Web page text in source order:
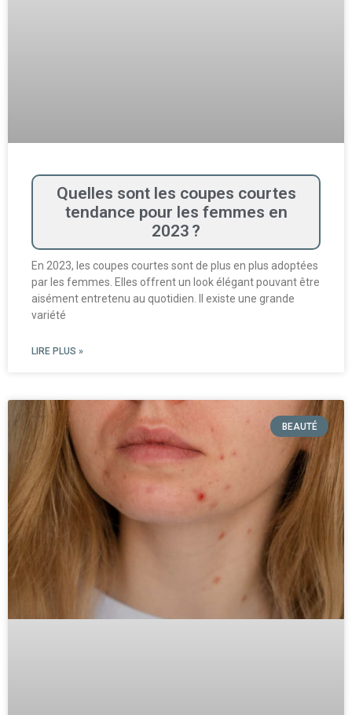
Quelles sont les coupes courtes
tendance pour les femmes en
2023 ?
En 2023, les coupes courtes sont de plus en plus adoptées
par les femmes. Elles offrent un look élégant pouvant être
aisément entretenu au quotidien. Il existe une grande
variété
LIRE PLUS »
BEAUTÉ